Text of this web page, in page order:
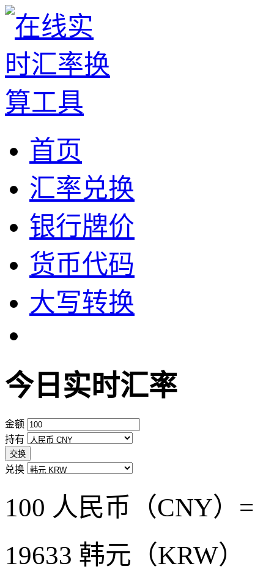
首页
汇率兑换
银行牌价
货币代码
大写转换
今日实时汇率
金额
持有
交换
兑换
100 人民币（CNY）=
19633 韩元（KRW）